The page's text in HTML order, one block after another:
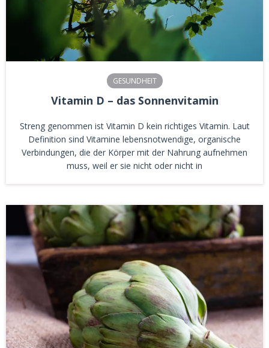
GESUNDHEIT
Vitamin D – das Sonnenvitamin
Streng genommen ist Vitamin D kein richtiges Vitamin. Laut
Definition sind Vitamine lebensnotwendige, organische
Verbindungen, die der Körper mit der Nahrung aufnehmen
muss, weil er sie nicht oder nicht in